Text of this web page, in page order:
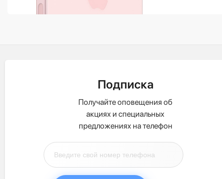
Подписка
Получайте оповещения об
акциях и специальных
предложениях на телефон